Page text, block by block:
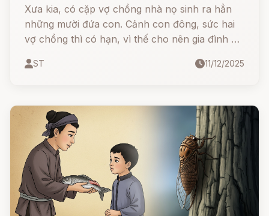
Xưa kia, có cặp vợ chồng nhà nọ sinh ra hẳn
những mười đứa con. Cảnh con đông, sức hai
vợ chồng thì có hạn, vì thế cho nên gia đình họ
chuối rừng rau dại, bữa thì canh củ mài củ nâu,
bữa ăn no.
ST 11/12/2025